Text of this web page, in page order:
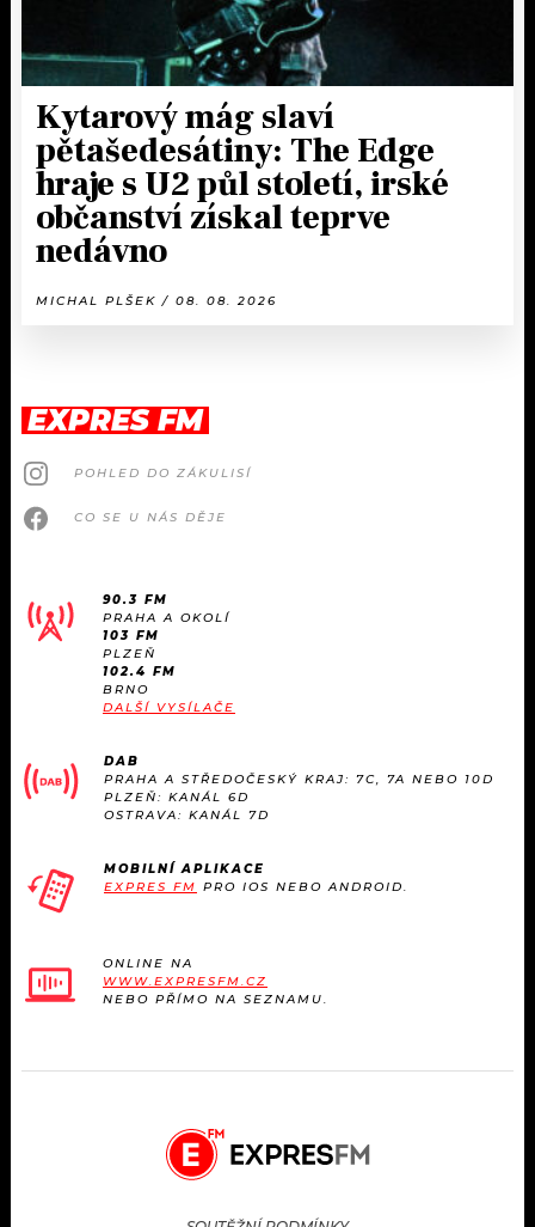
Kytarový mág slaví
pětašedesátiny: The Edge
hraje s U2 půl století, irské
občanství získal teprve
nedávno
MICHAL PLŠEK / 08. 08. 2026
EXPRES FM
POHLED DO ZÁKULISÍ
CO SE U NÁS DĚJE
90.3 FM
PRAHA A OKOLÍ
103 FM
PLZEŇ
102.4 FM
BRNO
DALŠÍ VYSÍLAČE
DAB
PRAHA A STŘEDOČESKÝ KRAJ: 7C, 7A NEBO 10D
PLZEŇ: KANÁL 6D
OSTRAVA: KANÁL 7D
MOBILNÍ APLIKACE
EXPRES FM PRO IOS NEBO ANDROID.
ONLINE NA
WWW.EXPRESFM.CZ
NEBO PŘÍMO NA SEZNAMU.